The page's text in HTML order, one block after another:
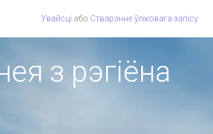
Увайсці або Стварэнне ўліковага запісу
з рэгіёна